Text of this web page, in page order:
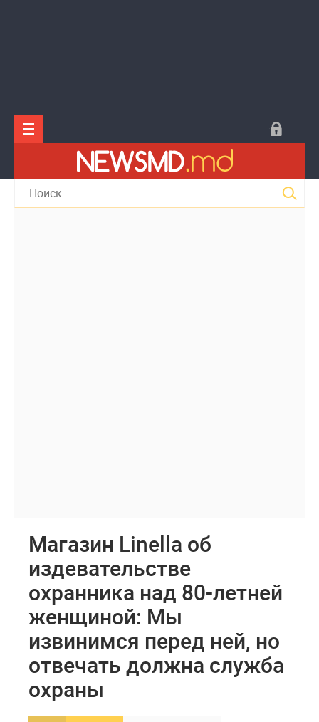
Магазин Linella об
издевательстве
охранника над 80-летней
женщиной: Мы
извинимся перед ней, но
отвечать должна служба
охраны